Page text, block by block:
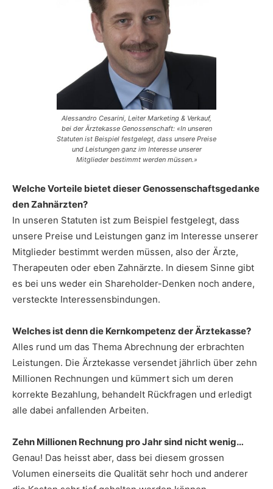
Alessandro Cesarini, Leiter Marketing & Verkauf,
bei der Ärztekasse Genossenschaft: «In unseren
Statuten ist Beispiel festgelegt, dass unsere Preise
und Leistungen ganz im Interesse unserer
Mitglieder bestimmt werden müssen.»
Welche Vorteile bietet dieser Genossenschaftsgedanke
den Zahnärzten?
In unseren Statuten ist zum Beispiel festgelegt, dass
unsere Preise und Leistungen ganz im Interesse unserer
Mitglieder bestimmt werden müssen, also der Ärzte,
Therapeuten oder eben Zahnärzte. In diesem Sinne gibt
es bei uns weder ein Shareholder-Denken noch andere,
versteckte Interessensbindungen.
Welches ist denn die Kernkompetenz der Ärztekasse?
Alles rund um das Thema Abrechnung der erbrachten
Leistungen. Die Ärztekasse versendet jährlich über zehn
Millionen Rechnungen und kümmert sich um deren
korrekte Bezahlung, behandelt Rückfragen und erledigt
alle dabei anfallenden Arbeiten.
Zehn Millionen Rechnung pro Jahr sind nicht wenig…
Genau! Das heisst aber, dass bei diesem grossen
Volumen einerseits die Qualität sehr hoch und anderer